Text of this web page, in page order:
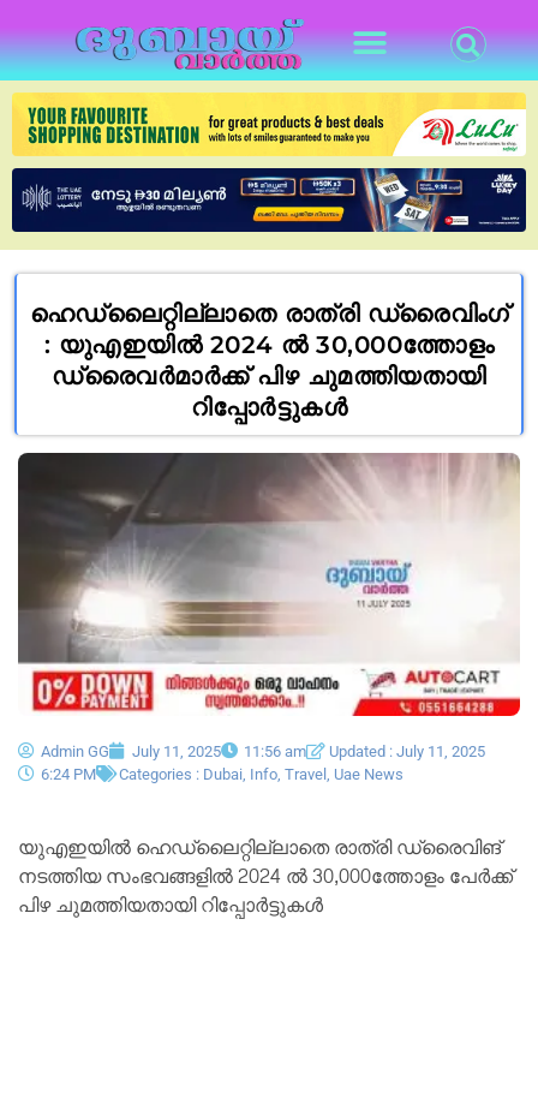
ഹെഡ്‌ലൈറ്റില്ലാതെ രാത്രി ഡ്രൈവിംഗ്
: യുഎഇയിൽ 2024 ൽ 30,000ത്തോളം
ഡ്രൈവർമാർക്ക് പിഴ ചുമത്തിയതായി
റിപ്പോർട്ടുകൾ
Admin GG July 11, 2025 11:56 am
Updated : July 11, 2025
6:24 PM
Categories : Dubai Info Travel Uae News
യുഎഇയിൽ ഹെഡ്‌ലൈറ്റില്ലാതെ രാത്രി ഡ്രൈവിങ്
നടത്തിയ സംഭവങ്ങളിൽ 2024 ൽ 30,000ത്തോളം പേർക്ക്
പിഴ ചുമത്തിയതായി റിപ്പോർട്ടുകൾ